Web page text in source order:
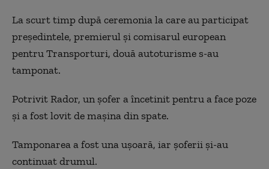
La scurt timp după ceremonia la care au participat
președintele, premierul și comisarul european
pentru Transporturi, două autoturisme s-au
tamponat.
Potrivit Rador, un șofer a încetinit pentru a face poze
și a fost lovit de mașina din spate.
Tamponarea a fost una ușoară, iar șoferii și-au
continuat drumul.